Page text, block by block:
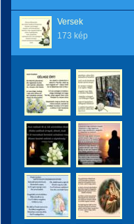
Versek
173 kép